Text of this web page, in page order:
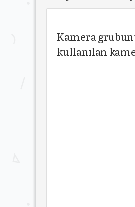
Kamera
kullanılan